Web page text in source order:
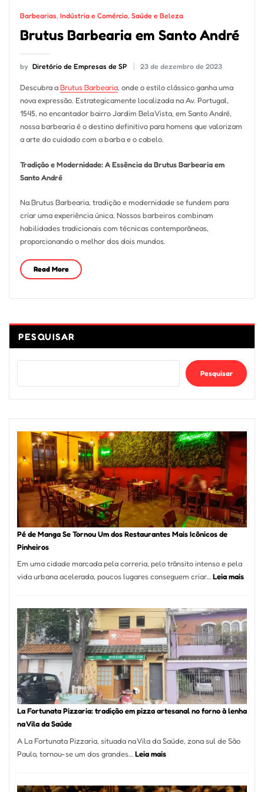
Barbearias, Indústria e Comércio, Saúde e Beleza
Brutus Barbearia em Santo André
by Diretório de Empresas de SP 23 de dezembro de 2023
Descubra aBrutus Barbearia, onde o estilo clássico ganha uma
nova expressão. Estrategicamente localizada na Av. Portugal,
1545, no encantador bairro Jardim Bela Vista, em Santo André,
nossa barbearia é o destino definitivo para homens que valorizam
a arte do cuidado com a barba e o cabelo.
Tradição e Modernidade: A Essência da Brutus Barbearia em
Santo André
Na Brutus Barbearia, tradição e modernidade se fundem para
criar uma experiência única. Nossos barbeiros combinam
habilidades tradicionais com técnicas contemporâneas,
proporcionando o melhor dos dois mundos.
Read More
PESQUISAR
Pesquisar
Pé de Manga Se Tornou Um dos Restaurantes Mais Icônicos de
Pinheiros
Em uma cidade marcada pela correria, pelo trânsito intenso e pela
vida urbana acelerada, poucos lugares conseguem criar… Leia mais:
Se
Um
dos
Mais
La Fortunata Pizzaria: tradição em pizza artesanal no forno à lenha
na Vila da Saúde
A La Fortunata Pizzaria, situada na Vila da Saúde, zona sul de São
Paulo, tornou-se um dos grandes… Leia mais: